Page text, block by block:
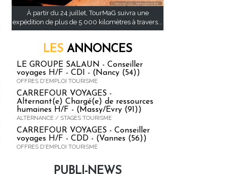
À partir du 24 juillet, TourMaG suivra une
expédition de plus de 5 000 kilomètres à travers...
LES ANNONCES
LE GROUPE SALAUN - Conseiller
voyages H/F - CDI - (Nancy (54))
OFFRES D'EMPLOI TOURISME
CARREFOUR VOYAGES -
Alternant(e) Chargé(e) de ressources
humaines H/F - (Massy/Evry (91))
ALTERNANCE / STAGES TOURISME
CARREFOUR VOYAGES - Conseiller
voyages H/F - CDD - (Vannes (56))
OFFRES D'EMPLOI TOURISME
PUBLI-NEWS